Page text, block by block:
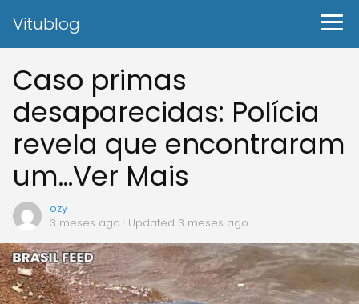
Vitublog
Caso primas
desaparecidas: Polícia
revela que encontraram
um…Ver Mais
ozy
3 meses ago · Updated 3 meses ago